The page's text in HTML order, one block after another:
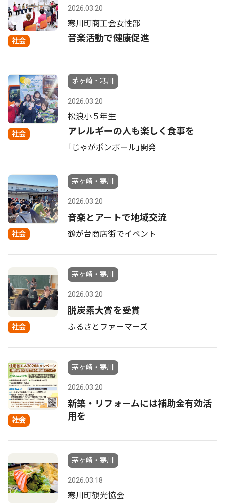
社会
2026.03.20
寒川町商工会女性部
音楽活動で健康促進
社会
茅ヶ崎・寒川
2026.03.20
松浪小５年生
アレルギーの人も楽しく食事を
｢じゃがポンボール｣開発
社会
茅ヶ崎・寒川
2026.03.20
音楽とアートで地域交流
鶴が台商店街でイベント
社会
茅ヶ崎・寒川
2026.03.20
脱炭素大賞を受賞
ふるさとファーマーズ
社会
茅ヶ崎・寒川
2026.03.20
新築・リフォームには補助金有効活
用を
茅ヶ崎・寒川
2026.03.18
寒川町観光協会